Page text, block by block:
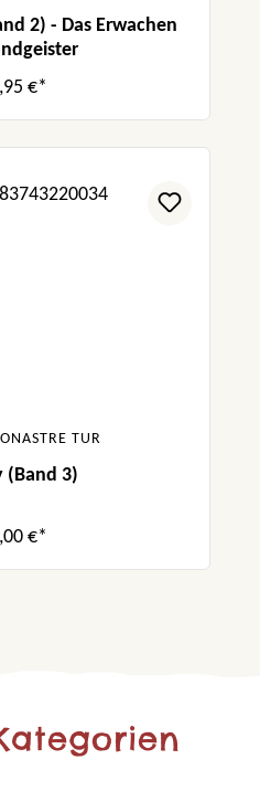
2) - Das Erwachen
€*
TUR
(Band 3)
€*